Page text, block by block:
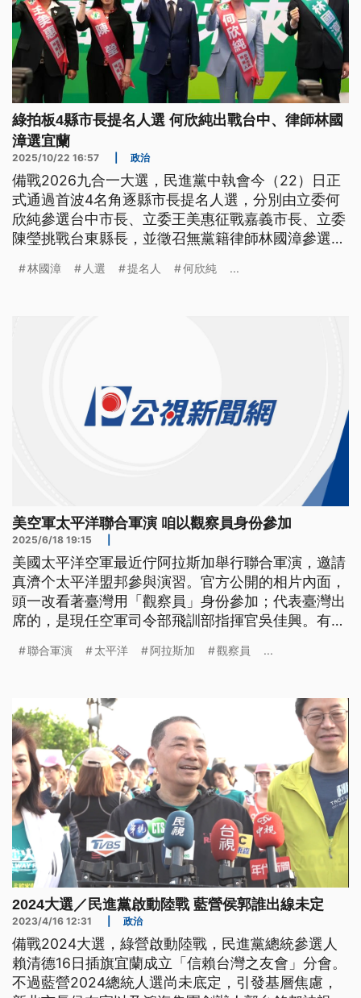
綠拍板4縣市長提名人選 何欣純出戰台中、律師林國
漳選宜蘭
2025/10/22 16:57 政治
備戰2026九合一大選，民進黨中執會今（22）日正
式通過首波4名角逐縣市長提名人選，分別由立委何
欣純參選台中市長、立委王美惠征戰嘉義市長、立委
陳瑩挑戰台東縣長，並徵召無黨籍律師林國漳參選宜
林國漳 人選 提名人 何欣純 ...
美空軍太平洋聯合軍演 咱以觀察員身份參加
2025/6/18 19:15
美國太平洋空軍最近佇阿拉斯加舉行聯合軍演，邀請
真濟个太平洋盟邦參與演習。官方公開的相片內面，
頭一改看著臺灣用「觀察員」身份參加；代表臺灣出
席的，是現任空軍司令部飛訓部指揮官吳佳興。有學
標題、導言為台語文）
聯合軍演 太平洋 阿拉斯加 觀察員 ...
2024大選／民進黨啟動陸戰 藍營侯郭誰出線未定
2023/4/16 12:31 政治
備戰2024大選，綠營啟動陸戰，民進黨總統參選人
賴清德16日插旗宜蘭成立「信賴台灣之友會」分會。
不過藍營2024總統人選尚未底定，引發基層焦慮，